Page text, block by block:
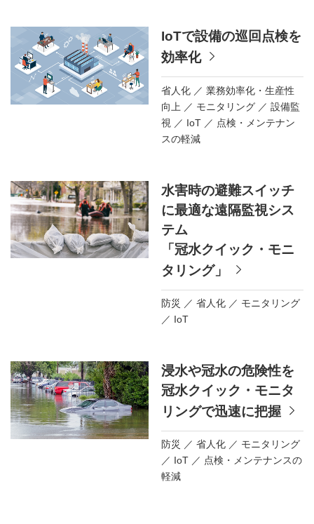
IoTで設備の巡回点検を
効率化
省人化
業務効率化・生産性
向上
モニタリング
設備監
視
IoT
点検・メンテナン
スの軽減
水害時の避難スイッチ
に最適な遠隔監視シス
テム
「冠水クイック・モニ
タリング」
防災 省人化
モニタリング
IoT
浸水や冠水の危険性を
冠水クイック・モニタ
リングで迅速に把握
防災 省人化
モニタリング
IoT
点検・メンテナンスの
軽減